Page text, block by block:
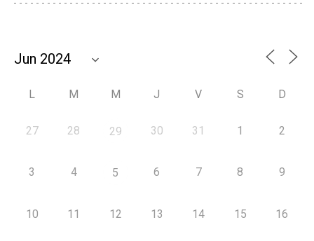
L M M J V S D
27 28 29 30 31 1 2
3 4 5 6 7 8 9
10 11 12 13 14 15 16